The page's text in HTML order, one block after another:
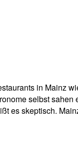
in Mainz
selbst
es skeptisch.